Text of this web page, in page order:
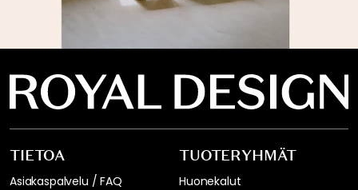
TIETOA
Asiakaspalvelu / FAQ
TUOTERYHMÄT
Huonekalut